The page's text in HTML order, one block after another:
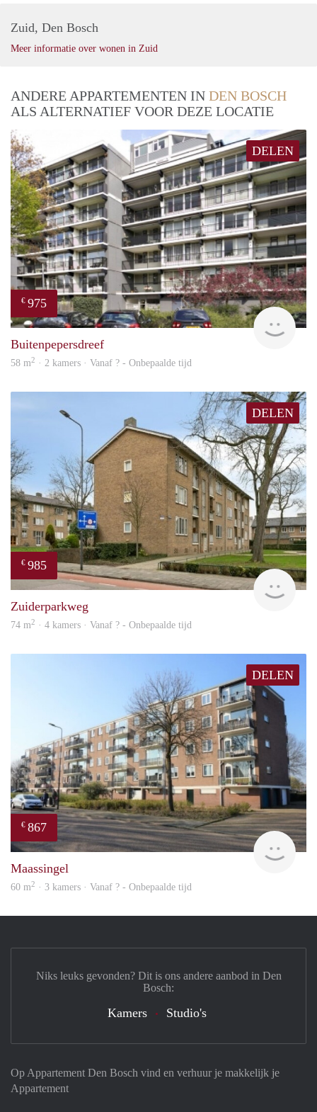
Zuid, Den Bosch
Meer informatie over wonen in Zuid
ANDERE APPARTEMENTEN IN DEN BOSCH
ALS ALTERNATIEF VOOR DEZE LOCATIE
DELEN
€ 975
Buitenpepersdreef
58 m2 · 2 kamers · Vanaf ? - Onbepaalde tijd
DELEN
€ 985
Zuiderparkweg
74 m2 · 4 kamers · Vanaf ? - Onbepaalde tijd
DELEN
€ 867
Maassingel
60 m2 · 3 kamers · Vanaf ? - Onbepaalde tijd
Op Appartement Den Bosch vind en verhuur je makkelijk je
Appartement
Niks leuks gevonden? Dit is ons andere aanbod in Den
Bosch:
Kamers Studio's